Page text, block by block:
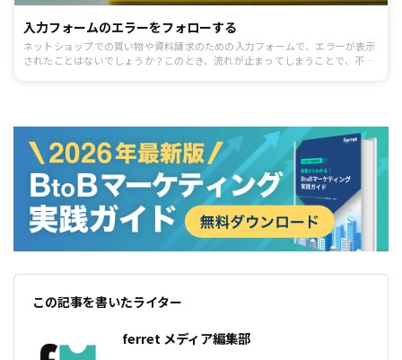
入力フォームのエラーをフォローする
ネットショップでの買い物や資料請求のための入力フォームで、エラーが表示
されたことはないでしょうか？このとき、流れが止まってしまうことで、不快
この記事を書いたライター
ferret メディア編集部